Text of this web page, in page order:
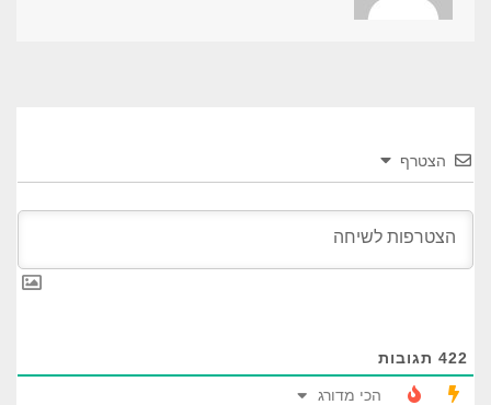
הצטרף
422 תגובות
הכי מדורג